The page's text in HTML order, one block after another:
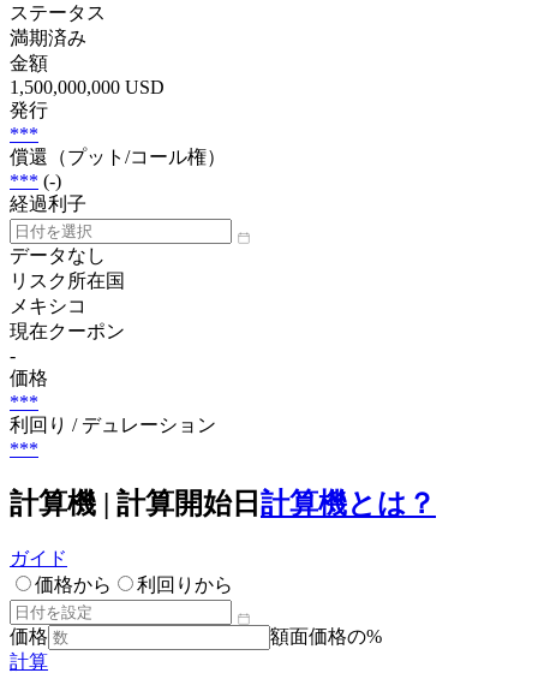
ステータス
満期済み
金額
1,500,000,000 USD
発行
***
償還（プット/コール権）
*** (-)
経過利子
データなし
リスク所在国
メキシコ
現在クーポン
-
価格
***
利回り / デュレーション
***
計算機 | 計算開始日 計算機とは？
ガイド
価格から
利回りから
価格
額面価格の%
計算